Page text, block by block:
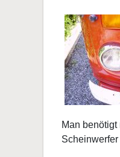
Man
Scheinwerfer